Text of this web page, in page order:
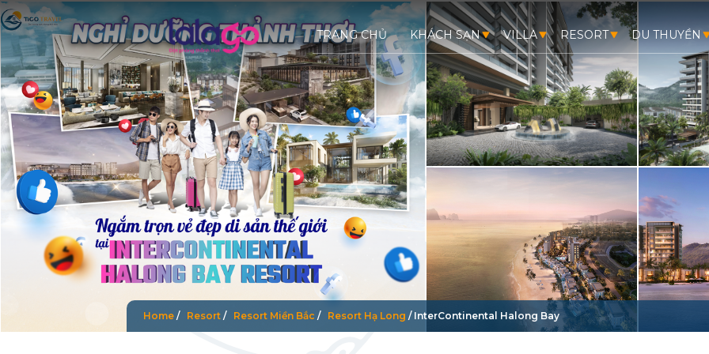
TRANG CHỦ KHÁCH SẠN VILLA RESORT DU THUYỀN
Home / Resort / Resort Miền Bắc / Resort Hạ Long / InterContinental Halong Bay